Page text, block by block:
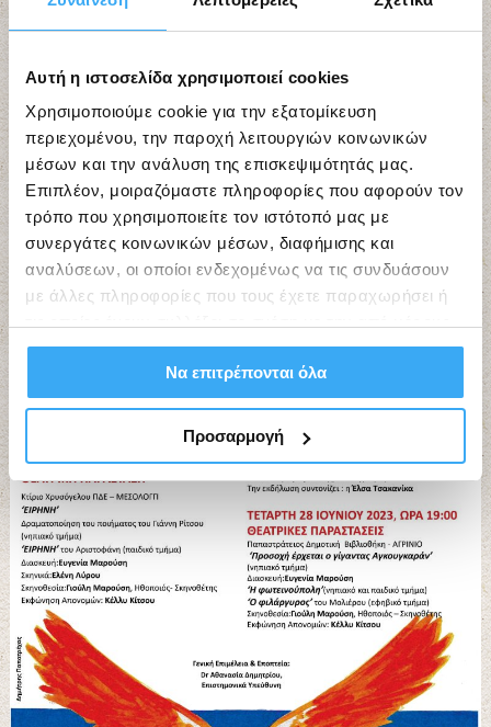
Αυτή η ιστοσελίδα χρησιμοποιεί cookies
Χρησιμοποιούμε cookie για την εξατομίκευση
περιεχομένου, την παροχή λειτουργιών κοινωνικών
μέσων και την ανάλυση της επισκεψιμότητάς μας.
Επιπλέον, μοιραζόμαστε πληροφορίες που αφορούν τον
τρόπο που χρησιμοποιείτε τον ιστότοπό μας με
συνεργάτες κοινωνικών μέσων, διαφήμισης και
αναλύσεων, οι οποίοι ενδεχομένως να τις συνδυάσουν
με άλλες πληροφορίες που τους έχετε παραχωρήσει ή
σας χρήση των υπηρεσιών τους.
Να επιτρέπονται όλα
Προσαρμογή
Search
for:
Search